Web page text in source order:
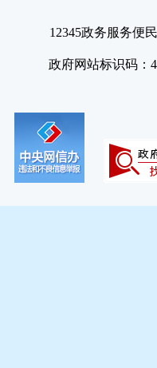
12345政务服务便
政府网站标识码